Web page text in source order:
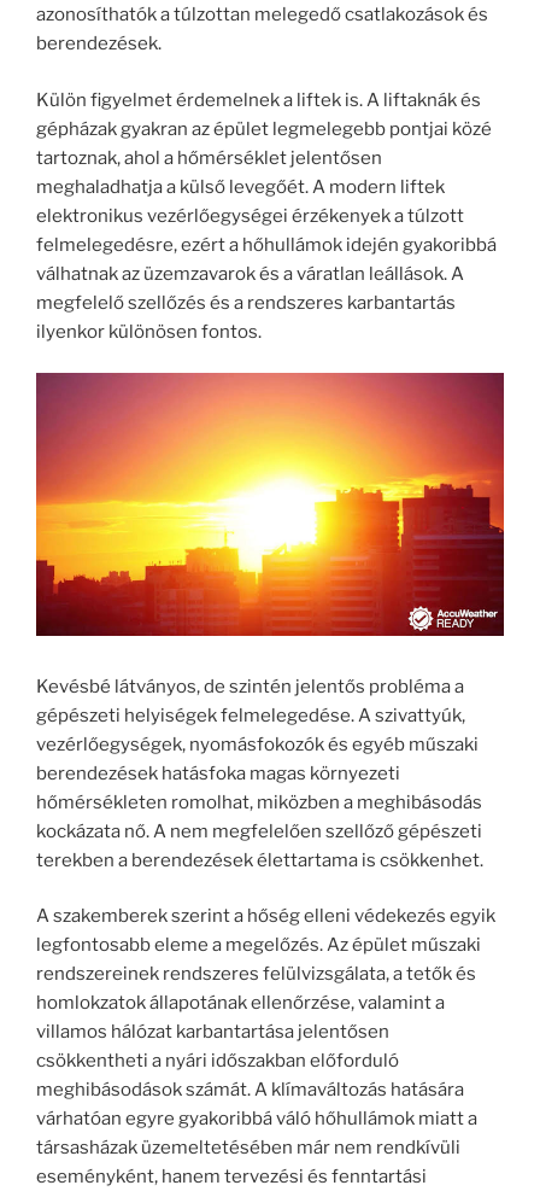
azonosíthatók a túlzottan melegedő csatlakozások és
berendezések.
Külön figyelmet érdemelnek a liftek is. A liftaknák és
gépházak gyakran az épület legmelegebb pontjai közé
tartoznak, ahol a hőmérséklet jelentősen
meghaladhatja a külső levegőét. A modern liftek
elektronikus vezérlőegységei érzékenyek a túlzott
felmelegedésre, ezért a hőhullámok idején gyakoribbá
válhatnak az üzemzavarok és a váratlan leállások. A
megfelelő szellőzés és a rendszeres karbantartás
ilyenkor különösen fontos.
Kevésbé látványos, de szintén jelentős probléma a
gépészeti helyiségek felmelegedése. A szivattyúk,
vezérlőegységek, nyomásfokozók és egyéb műszaki
berendezések hatásfoka magas környezeti
hőmérsékleten romolhat, miközben a meghibásodás
kockázata nő. A nem megfelelően szellőző gépészeti
terekben a berendezések élettartama is csökkenhet.
A szakemberek szerint a hőség elleni védekezés egyik
legfontosabb eleme a megelőzés. Az épület műszaki
rendszereinek rendszeres felülvizsgálata, a tetők és
homlokzatok állapotának ellenőrzése, valamint a
villamos hálózat karbantartása jelentősen
csökkentheti a nyári időszakban előforduló
meghibásodások számát. A klímaváltozás hatására
várhatóan egyre gyakoribbá váló hőhullámok miatt a
társasházak üzemeltetésében már nem rendkívüli
eseményként, hanem tervezési és fenntartási